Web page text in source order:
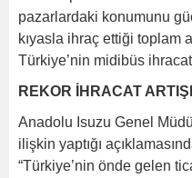
pazarlardaki konumunu
kıyasla ihraç ettiği toplam
Türkiye’nin midibüs
REKOR İHRACAT ARTIŞI
Anadolu Isuzu Genel
ilişkin yaptığı
“Türkiye’nin önde gelen